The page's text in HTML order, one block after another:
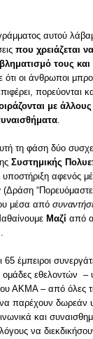
αυτού
που χρειάζεται
τους
οι άνθρωποι
πορεύονται
με
.
τη φάση δύο
Συστημικής
αφενός
(Δράση “Πορευόμαστε
μέσα από
Μαζί από
65 έμπειροι
ομάδες εθελοντών –
ΑΚΜΑ – από όλες
να παρέχουν
και
να